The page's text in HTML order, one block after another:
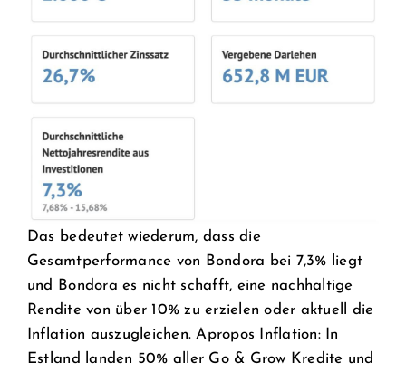
Das bedeutet wiederum, dass die
Gesamtperformance von Bondora bei 7,3% liegt
und Bondora es nicht schafft, eine nachhaltige
Rendite von über 10% zu erzielen oder aktuell die
Inflation auszugleichen. Apropos Inflation: In
Estland landen 50% aller Go & Grow Kredite und